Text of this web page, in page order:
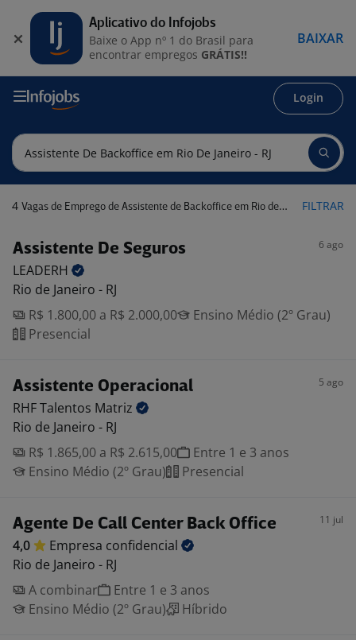
Login
4 Vagas de Emprego de Assistente de Backoffice em Rio de Janeiro - RJ FILTRAR
Assistente De Seguros 6 ago
LEADERH
Rio de Janeiro - RJ
R$ 1.800,00 a R$ 2.000,00
Ensino Médio (2º Grau)
Presencial
Assistente Operacional 5 ago
RHF Talentos Matriz
Rio de Janeiro - RJ
R$ 1.865,00 a R$ 2.615,00
Entre 1 e 3 anos
Ensino Médio (2º Grau)
Presencial
Agente De Call Center Back Office 11 jul
4,0 Empresa confidencial
Rio de Janeiro - RJ
A combinar
Entre 1 e 3 anos
Ensino Médio (2º Grau)
Híbrido
Aplicativo do Infojobs
Baixe o App nº 1 do Brasil para
encontrar empregos GRÁTIS!!
BAIXAR